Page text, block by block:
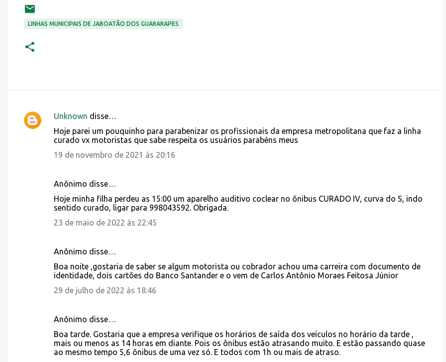
LINHAS MUNICIPAIS DE JABOATÃO DOS GUARARAPES
C
Unknown disse…
Hoje parei um pouquinho para parabenizar os profissionais da empresa metropolitana que faz a linha
curado vx motoristas que sabe respeita os usuários parabéns meus
19 de novembro de 2021 às 20:16
Anônimo disse…
Hoje minha filha perdeu as 15:00 um aparelho auditivo coclear no ônibus CURADO IV, curva do S, indo
sentido curado, ligar para 998043592. Obrigada.
23 de maio de 2022 às 22:45
Anônimo disse…
Boa noite ,gostaria de saber se algum motorista ou cobrador achou uma carreira com documento de
identidade, dois cartões do Banco Santander e o vem de Carlos Antônio Moraes Feitosa Júnior
29 de julho de 2022 às 18:46
Anônimo disse…
Boa tarde. Gostaria que a empresa verifique os horários de saída dos veículos no horário da tarde ,
mais ou menos as 14 horas em diante. Pois os ônibus estão atrasando muito. E estão passando quase
ao mesmo tempo 5,6 ônibus de uma vez só. E todos com 1h ou mais de atraso.